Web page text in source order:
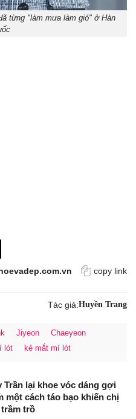
từng "làm mưa làm gió" ở Hàn
copy link
Tác giả:Huyền Trang
Jiyeon
Chaeyeon
lót kẻ mắt mí lót
Trần lại khoe vóc dáng gợi
một cách táo bạo khiến chị
trầm trồ